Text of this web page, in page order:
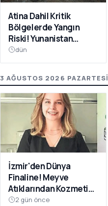
Atina Dahil Kritik
Bölgelerde Yangın
Riski! Yunanistan
Kırmızıya Büründü
dün
3 AĞUSTOS 2026 PAZARTESI
İzmir'den Dünya
Finaline! Meyve
Atıklarından Kozmetik
Devrimi
2 gün önce